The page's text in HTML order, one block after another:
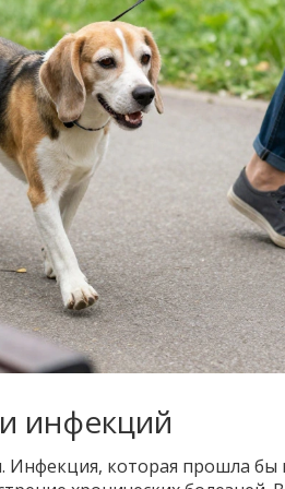
инфекций
Инфекция, которая прошла бы